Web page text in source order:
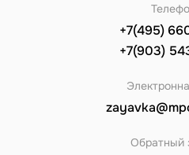
+7(495)
+7(903)
Обратный